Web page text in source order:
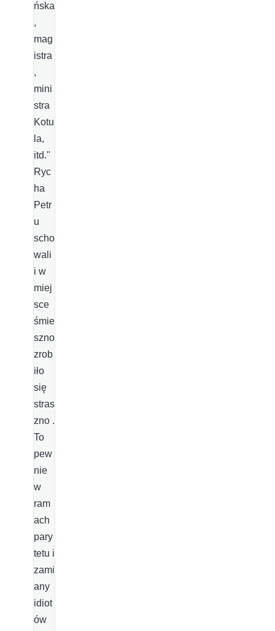
ńska
,
mag
istra
,
mini
stra
Kotu
la,
itd."
Ryc
ha
Petr
u
scho
wali
i w
miej
sce
śmie
szno
zrob
iło
się
stras
zno .
To
pew
nie
w
ram
ach
pary
tetu i
zami
any
idiot
ów